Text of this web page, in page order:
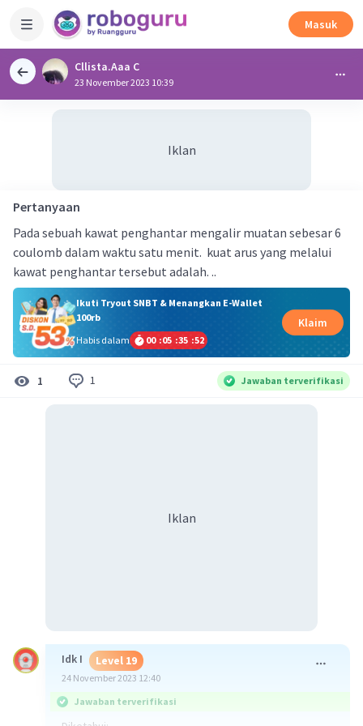
Masuk
Cllista.Aaa C
23 November 2023 10:39
Iklan
Pertanyaan
Pada sebuah kawat penghantar mengalir muatan sebesar 6
coulomb dalam waktu satu menit. kuat arus yang melalui
kawat penghantar tersebut adalah. ..
Ikuti Tryout SNBT & Menangkan E-Wallet
100rb
Habis dalam
00 :05 :35 :52
Klaim
1 1 Jawaban terverifikasi
Iklan
Idk I Level 19
24 November 2023 12:40
Jawaban terverifikasi